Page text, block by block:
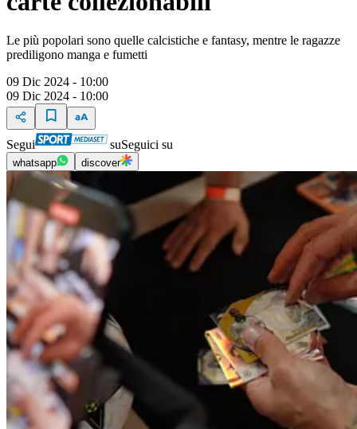
Le più popolari sono quelle calcistiche e fantasy, mentre le ragazze
prediligono manga e fumetti
09 Dic 2024 - 10:00
09 Dic 2024 - 10:00
Segui suSeguici su
whatsapp discover